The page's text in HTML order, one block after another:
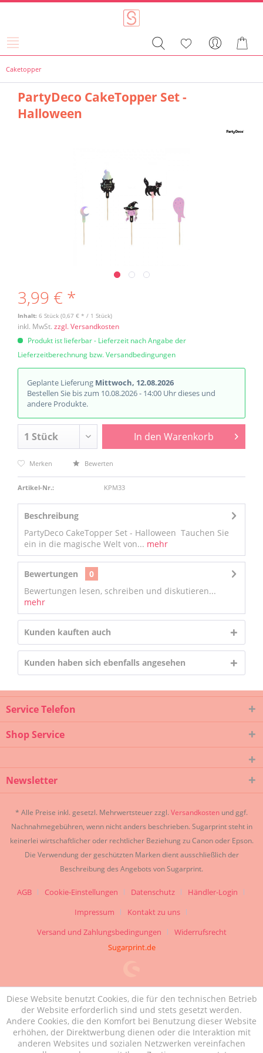
Caketopper
PartyDeco CakeTopper Set -
Halloween
3,99 € *
Inhalt: 6 Stück (0,67 € * / 1 Stück)
inkl. MwSt. zzgl. Versandkosten
Produkt ist lieferbar - Lieferzeit nach Angabe der
Lieferzeitberechnung bzw. Versandbedingungen
Geplante Lieferung Mittwoch, 12.08.2026
Bestellen Sie bis zum 10.08.2026 - 14:00 Uhr dieses und
andere Produkte.
In den Warenkorb
Merken Bewerten
Artikel-Nr.: KPM33
Beschreibung
PartyDeco CakeTopper Set - Halloween Tauchen Sie
ein in die magische Welt von... mehr
Bewertungen
0
Bewertungen lesen, schreiben und diskutieren...
mehr
Kunden kauften auch
Kunden haben sich ebenfalls angesehen
Service Telefon
Shop Service
Newsletter
* Alle Preise inkl. gesetzl. Mehrwertsteuer zzgl. Versandkosten und ggf.
Nachnahmegebühren, wenn nicht anders beschrieben. Sugarprint steht in
keinerlei wirtschaftlicher oder rechtlicher Beziehung zu Canon oder Epson.
Die Verwendung der geschützten Marken dient ausschließlich der
Beschreibung des Angebots von Sugarprint.
AGB Cookie-Einstellungen Datenschutz
Händler-Login
Impressum
Kontakt zu uns
Versand und Zahlungsbedingungen
Widerrufsrecht
Sugarprint.de
Diese Website benutzt Cookies, die für den technischen Betrieb
der Website erforderlich sind und stets gesetzt werden.
Andere Cookies, die den Komfort bei Benutzung dieser Website
erhöhen, der Direktwerbung dienen oder die Interaktion mit
anderen Websites und sozialen Netzwerken vereinfachen